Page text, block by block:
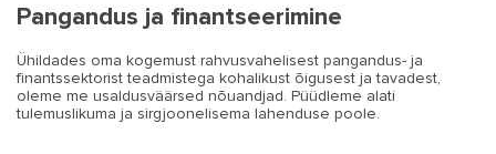
Pangandus ja finantseerimine
Ühildades oma kogemust rahvusvahelisest pangandus- ja
finantssektorist teadmistega kohalikust õigusest ja tavadest,
oleme me usaldusväärsed nõuandjad. Püüdleme alati
tulemuslikuma ja sirgjoonelisema lahenduse poole.